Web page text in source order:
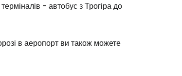
- автобус з Трогіра до
в аеропорт ви також можете